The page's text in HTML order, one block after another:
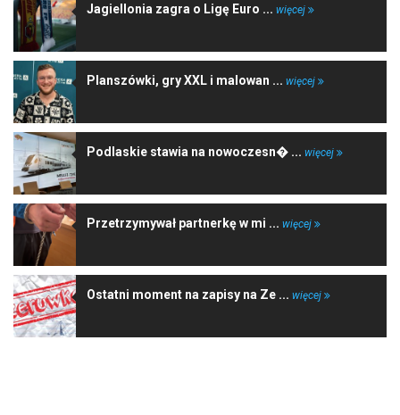
Jagiellonia zagra o Ligę Euro ... więcej
Planszówki, gry XXL i malowan ... więcej
Podlaskie stawia na nowoczesn� ... więcej
Przetrzymywał partnerkę w mi ... więcej
Ostatni moment na zapisy na Ze ... więcej